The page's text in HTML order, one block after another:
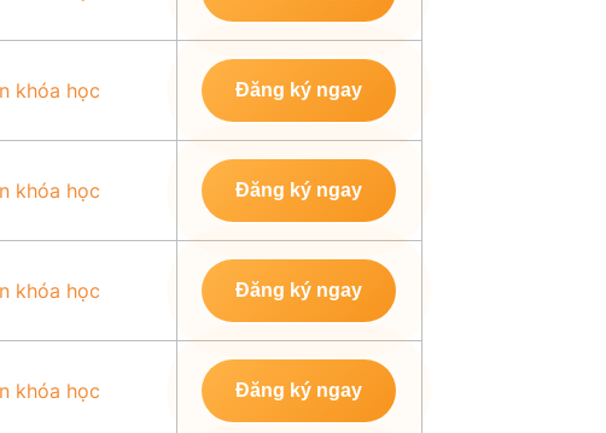
khóa học Đăng ký ngay
khóa học Đăng ký ngay
khóa học Đăng ký ngay
khóa học Đăng ký ngay